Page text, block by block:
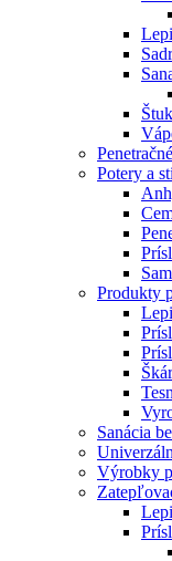
Potery a
Produkty
Sanácia
Výrobky